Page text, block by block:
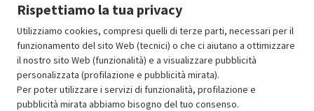
Resi e garanzie
Stato prodotti
Rispettiamo la tua privacy
Utilizziamo cookies, compresi quelli di terze parti, necessari per il
funzionamento del sito Web (tecnici) o che ci aiutano a ottimizzare
il nostro sito Web (funzionalità) e a visualizzare pubblicità
personalizzata (profilazione e pubblicità mirata).
Per poter utilizzare i servizi di funzionalità, profilazione e
pubblicità mirata abbiamo bisogno del tuo consenso.